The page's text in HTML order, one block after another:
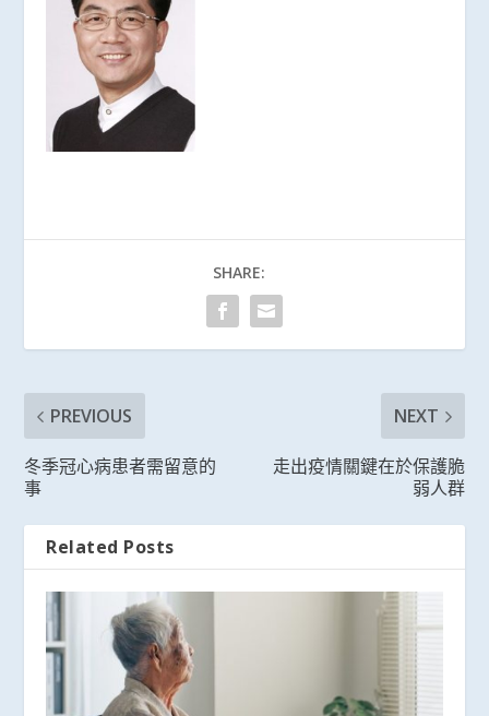
SHARE:
PREVIOUS
冬季冠心病患者需留意的
事
NEXT
走出疫情關鍵在於保護脆
弱人群
Related Posts